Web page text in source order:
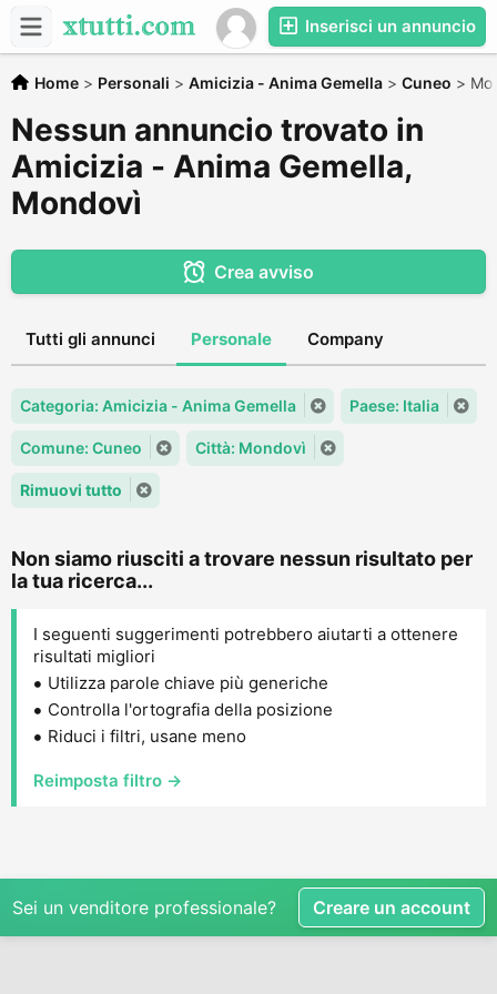
Inserisci un annuncio
Home > Personali > Amicizia - Anima Gemella > Cuneo >
Nessun annuncio trovato in
Amicizia - Anima Gemella,
Mondovì
Crea avviso
Tutti gli annunci Personale Company
Categoria: Amicizia - Anima Gemella Paese: Italia
Comune: Cuneo Città: Mondovì
Rimuovi tutto
Non siamo riusciti a trovare nessun risultato per
la tua ricerca...
I seguenti suggerimenti potrebbero aiutarti a ottenere
risultati migliori
Utilizza parole chiave più generiche
Controlla l'ortografia della posizione
Riduci i filtri, usane meno
Reimposta filtro →
Sei un venditore professionale? Creare un account